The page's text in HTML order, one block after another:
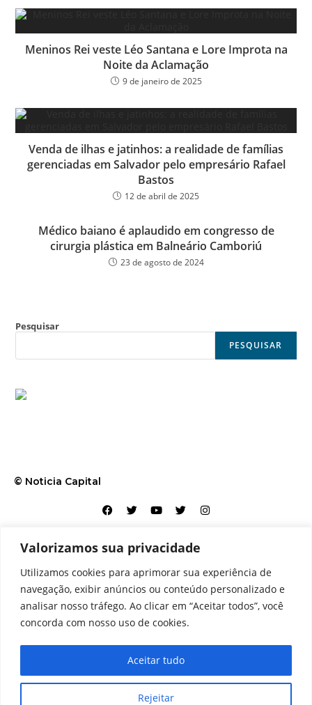
Valorizamos sua privacidade
Utilizamos cookies para aprimorar sua experiência de
navegação, exibir anúncios ou conteúdo personalizado e
analisar nosso tráfego. Ao clicar em “Aceitar todos”, você
concorda com nosso uso de cookies.
Rejeitar
Aceitar tudo
Meninos Rei veste Léo Santana e Lore Improta na
Noite da Aclamação
9 de janeiro de 2025
Venda de ilhas e jatinhos: a realidade de famílias
gerenciadas em Salvador pelo empresário Rafael
Bastos
12 de abril de 2025
Médico baiano é aplaudido em congresso de
cirurgia plástica em Balneário Camboriú
23 de agosto de 2024
Pesquisar
PESQUISAR
© Noticia Capital
Contato Home Aviso legal Configurações de cookies
Equipe Perfil Política de cookies Serviços